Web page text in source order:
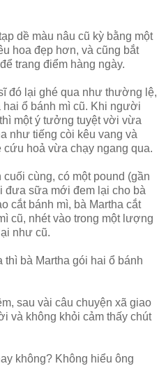
dề màu nâu cũ kỳ bằng một
hoa đẹp hơn, và cũng bắt
trang điểm hàng ngày.
đó lại ghé qua như thường lệ,
hai ổ bánh mì cũ. Khi người
một ý tưởng tuyệt vời vừa
như tiếng còi kêu vang và
hoả vừa chạy ngang qua.
cùng, có một pound (gần
sữa mới đem lại cho bà
cắt bánh mì, bà Martha cắt
cũ, nhét vào trong một lượng
như cũ.
thì bà Martha gói hai ổ bánh
sau vài câu chuyện xã giao
và không khỏi cảm thấy chút
không? Không hiểu ông